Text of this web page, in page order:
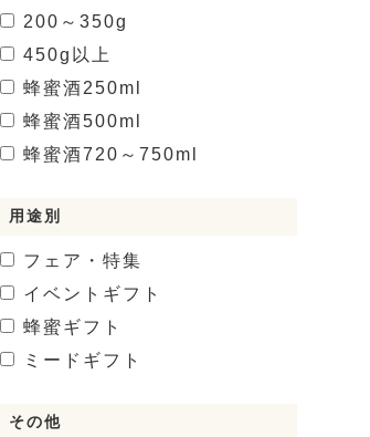
200～350g
450g以上
蜂蜜酒250ml
蜂蜜酒500ml
蜂蜜酒720～750ml
用途別
フェア・特集
イベントギフト
蜂蜜ギフト
ミードギフト
その他